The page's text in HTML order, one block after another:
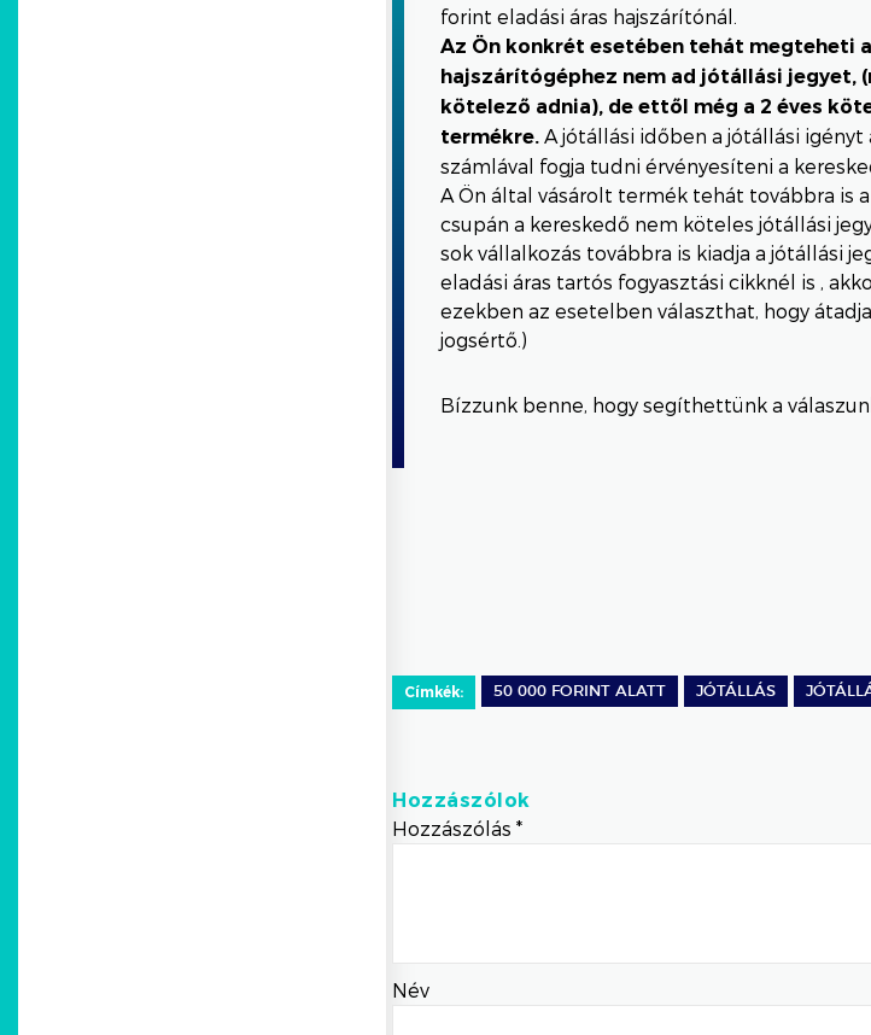
forint eladási áras hajszárítónál.
Az Ön konkrét esetében tehát megteheti
hajszárítógéphez nem ad jótállási jegyet,
kötelező adnia), de ettől még a 2 éves
termékre. A jótállási időben a jótállási
számlával fogja tudni érvényesíteni a
A Ön által vásárolt termék tehát továbbra is
csupán a kereskedő nem köteles jótállási
sok vállalkozás továbbra is kiadja a jótállási
eladási áras tartós fogyasztási cikknél is ,
ezekben az esetelben választhat, hogy
jogsértő.)
Bízzunk benne, hogy segíthettünk a
Címkék: 50 000 FORINT ALATT JÓTÁLLÁS
Hozzászólok
Hozzászólás *
Név